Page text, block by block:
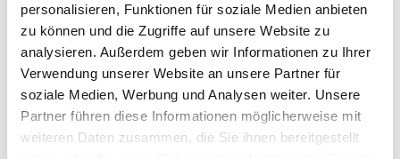
personalisieren, Funktionen für soziale Medien anbieten
zu können und die Zugriffe auf unsere Website zu
analysieren. Außerdem geben wir Informationen zu Ihrer
Verwendung unserer Website an unsere Partner für
soziale Medien, Werbung und Analysen weiter. Unsere
Partner führen diese Informationen möglicherweise mit
weiteren Daten zusammen, die Sie ihnen bereitgestellt
Unsere Leistungen in der Übersicht:
Unverbindliches Erstgespräch
Fachgerechte Immobilienbewertung
Professionelle Vermarktung
Interessentenmanagement